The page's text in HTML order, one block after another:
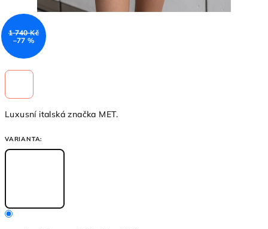
Luxusní italská značka MET.
VARIANTA:
1 740 Kč
–77 %